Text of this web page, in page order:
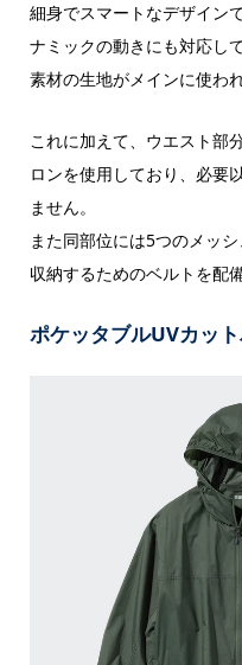
細身でスマートなデザイン
ナミックの動きにも対応し
素材の生地がメインに使わ
これに加えて、ウエスト部
ロンを使用しており、必要
ません。
また同部位には5つのメッ
収納するためのベルトを配
ポケッタブルUVカッ